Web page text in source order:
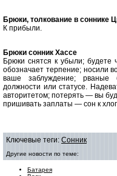
Брюки, толкование в соннике
К прибыли.
Брюки cонник Хассе
Брюки снятся к убыли; будете
обозначает терпение; носили
ваше заблуждение;
должности или статусе.
авторитетом; потерять — вы
пришивать заплаты — сон к
Ключевые теги: Сонник
Другие новости по теме:
Батарея